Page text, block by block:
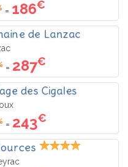
= 186€
de Lanzac
= 287€
des Cigales
= 243€